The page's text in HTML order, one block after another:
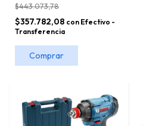
$443.073,78
$357.782,08 con Efectivo -
Transferencia